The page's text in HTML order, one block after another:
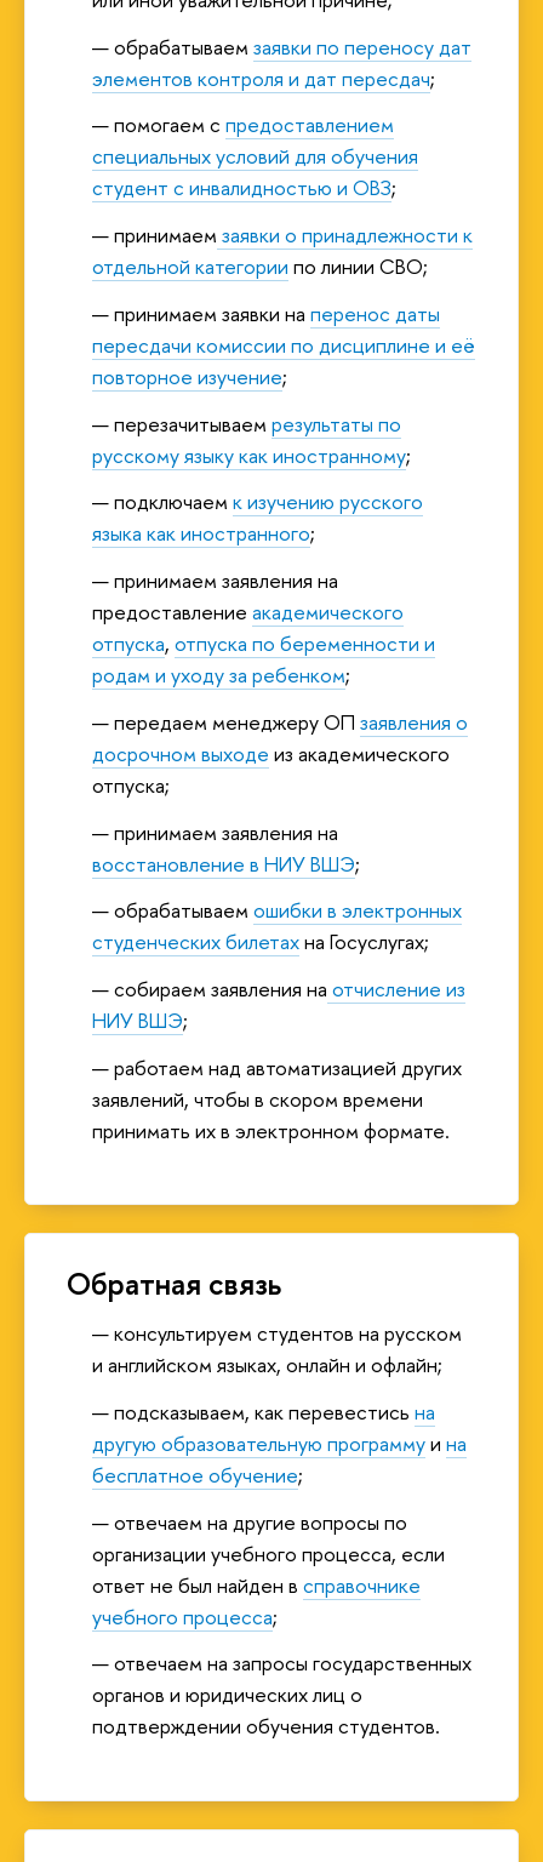
обрабатываемзаявки по переносу дат
элементов контроля и дат пересдач;
помогаем спредоставлением
специальных условий для обучения
студент с инвалидностью и ОВЗ;
принимаем заявки о принадлежности к
отдельной категории по линии СВО;
принимаем заявки наперенос даты
пересдачи комиссии по дисциплине и её
повторное изучение;
перезачитываемрезультаты по
русскому языку как иностранному;
подключаемк изучению русского
языка как иностранного;
принимаем заявления на
предоставлениеакадемического
отпуска,отпуска по беременности и
родам и уходу за ребенком;
передаем менеджеру ОПзаявления о
досрочном выходе из академического
отпуска;
принимаем заявления на
восстановление в НИУ ВШЭ;
обрабатываемошибки в электронных
студенческих билетахна Госуслугах;
собираем заявления на отчисление из
НИУ ВШЭ;
работаем над автоматизацией других
заявлений, чтобы в скором времени
принимать их в электронном формате.
Обратная связь
консультируем студентов на русском
и английском языках, онлайн и офлайн;
подсказываем, как перевестисьна
другую образовательную программуина
бесплатное обучение;
отвечаем на другие вопросы по
организации учебного процесса, если
ответ не был найден всправочнике
учебного процесса;
отвечаем на запросы государственных
органов и юридических лиц о
подтверждении обучения студентов.